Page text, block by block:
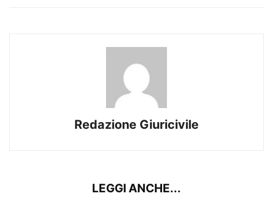
Redazione Giuricivile
LEGGI ANCHE...